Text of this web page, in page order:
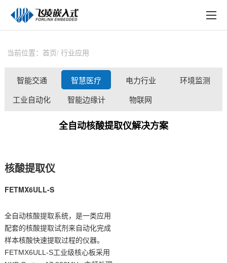
新闻中心
在线购买
当前位置： 首页 行业应用
智能交通 智慧医疗 电力行业 环境监测
工业自动化 智能边缘计
算
物联网
全自动核酸提取仪解决方案
核酸提取仪
FETMX6ULL-S
全自动核酸提取系统，是一类应用
配套的核酸提取试剂来自动化完成
样本核酸快速提取过程的仪器。
FETMX6UL L-S工业级核心板采用